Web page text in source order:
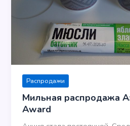
Распродажи
Мильная распродажа
Award